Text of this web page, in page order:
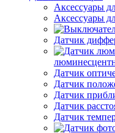
Аксессуары
Аксессуары
Датчик
Датчик
Датчик
Датчик
Датчик
Датчик